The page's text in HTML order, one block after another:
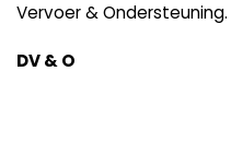
Vervoer & Ondersteuning.
DV & O